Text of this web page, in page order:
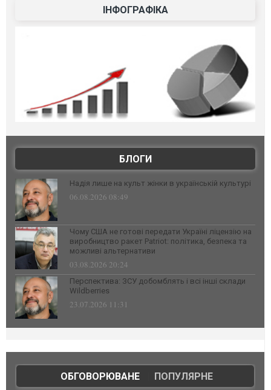
ІНФОГРАФІКА
БЛОГИ
Надія лише на культ жінки в українській культурі
06.08.2026 08:49
Чому США не готові передати Україні ліцензію на
виробництво ракет Patriot: політика, безпека та
можливі альтернативи
03.08.2026 20:24
Перспектива: ЗСУ добомблять і всі інші склади
Wildberries
23.07.2026 11:31
ОБГОВОРЮВАНЕ| ПОПУЛЯРНЕ